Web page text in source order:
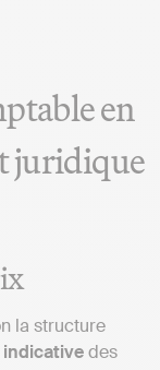
en
juridique
la structure
indicativedes